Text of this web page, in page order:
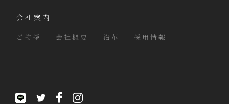
会社案内
ご挨拶 会社概要 沿革 採用情報